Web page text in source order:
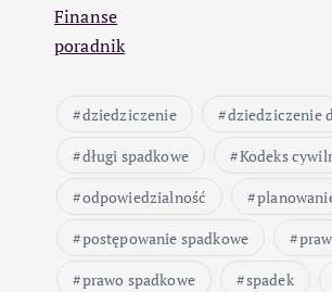
Finanse
poradnik
dziedziczenie dziedziczenie
długi spadkowe
Kodeks
odpowiedzialność
postępowanie spadkowe
prawo spadkowe
spadek